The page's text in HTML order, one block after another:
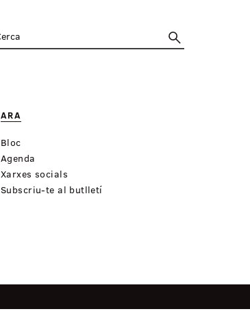
ARA
Bloc
Agenda
Xarxes socials
Subscriu-te al butlletí